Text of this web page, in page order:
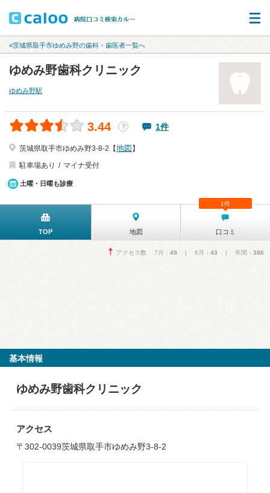
«茨城県取手市ゆめみ野の歯科・歯医者一覧へ
ゆめみ野歯科クリニック
ゆめみ野駅
3.44 ？ 1件
茨城県取手市ゆめみ野3-8-2【地図 】
駐車場あり
マイナ受付
土曜・日曜も診療
TOP 地図 口コミ
1件
アクセス数 7月： 49 | 6月： 43 | 年間： 386
基本情報
ゆめみ野歯科クリニック
アクセス
〒302-0039茨城県取手市ゆめみ野3-8-2